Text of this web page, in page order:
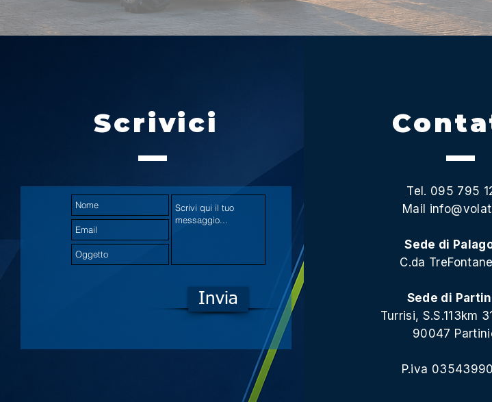
Scrivici
Invia
Tel. 095 795
Mail
Sede di
C.da
Sede di
Turrisi, S.S.113km
90047
P.iva